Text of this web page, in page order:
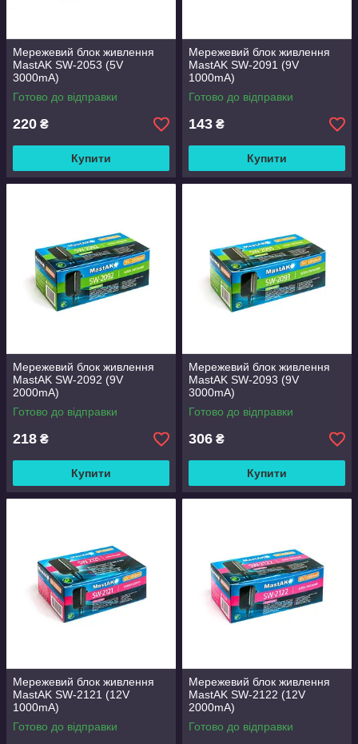
Мережевий блок живлення
MastAK SW-2053 (5V
3000mA)
Готово до відправки
220 ₴
Купити
Мережевий блок живлення
MastAK SW-2091 (9V
1000mA)
Готово до відправки
143 ₴
Купити
Мережевий блок живлення
MastAK SW-2092 (9V
2000mA)
Готово до відправки
218 ₴
Купити
Мережевий блок живлення
MastAK SW-2093 (9V
3000mA)
Готово до відправки
306 ₴
Купити
Мережевий блок живлення
MastAK SW-2121 (12V
1000mA)
Готово до відправки
Мережевий блок живлення
MastAK SW-2122 (12V
2000mA)
Готово до відправки